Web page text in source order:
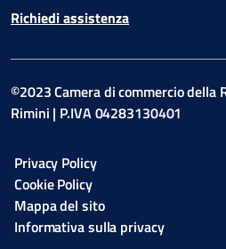
Richiedi assistenza
©2023 Camera di commercio della
Rimini | P.IVA 04283130401
Privacy Policy
Cookie Policy
Mappa del sito
Informativa sulla privacy